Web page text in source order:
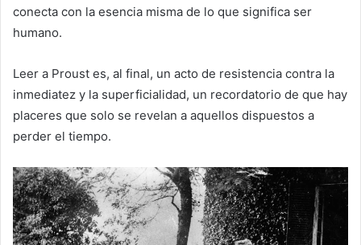
conecta con la esencia misma de lo que significa ser
humano.
Leer a Proust es, al final, un acto de resistencia contra la
inmediatez y la superficialidad, un recordatorio de que hay
placeres que solo se revelan a aquellos dispuestos a
perder el tiempo.